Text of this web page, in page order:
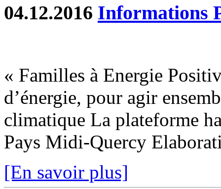
04.12.2016 Informations
« Familles à Energie
d’énergie, pour agir
climatique La plateforme
Pays Midi-Quercy
[En savoir plus]